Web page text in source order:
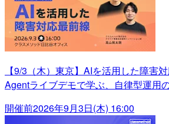
【9/3（木）東京】AIを活用した障害
Agentライブデモで学ぶ、自律型運用
開催前2026年9月3日(木) 16:00